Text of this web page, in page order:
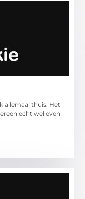
allemaal thuis. Het
echt wel even